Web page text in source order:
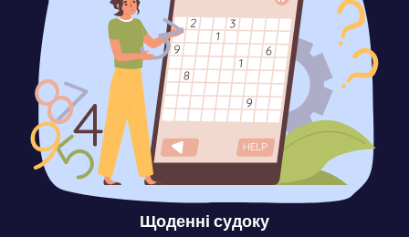
Щоденні судоку